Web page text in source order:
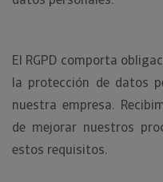
El RGPD comporta
la protección de datos
nuestra empresa.
de mejorar nuestros
estos requisitos.